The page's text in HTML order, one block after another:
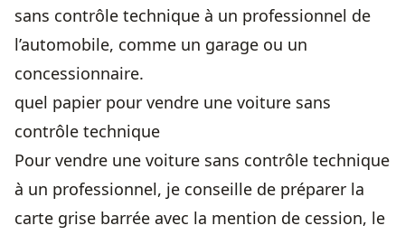
sans contrôle technique à un professionnel de
l’automobile, comme un garage ou un
concessionnaire.
quel papier pour vendre une voiture sans
contrôle technique
Pour vendre une voiture sans contrôle technique
à un professionnel, je conseille de préparer la
carte grise barrée avec la mention de cession, le